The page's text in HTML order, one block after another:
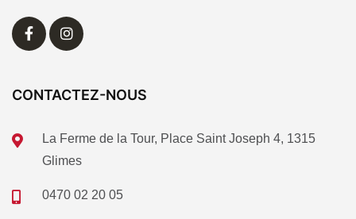
CONTACTEZ-NOUS
La Ferme de la Tour, Place Saint Joseph 4, 1315
Glimes
0470 02 20 05